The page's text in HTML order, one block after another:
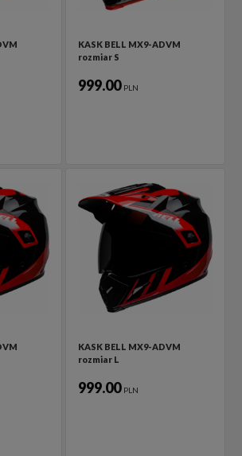
KASK BELL MX9-ADVM
rozmiar S
999.00 PLN
KASK BELL MX9-ADVM
rozmiar L
999.00 PLN